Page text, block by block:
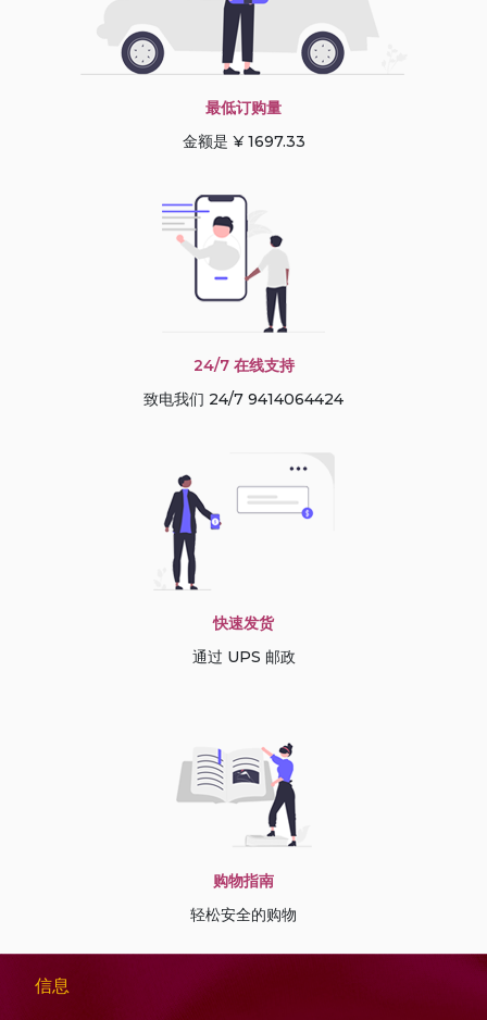
最低订购量
金额是 ¥ 1697.33
24/7 在线支持
致电我们 24/7 9414064424
快速发货
通过 UPS 邮政
购物指南
轻松安全的购物
信息